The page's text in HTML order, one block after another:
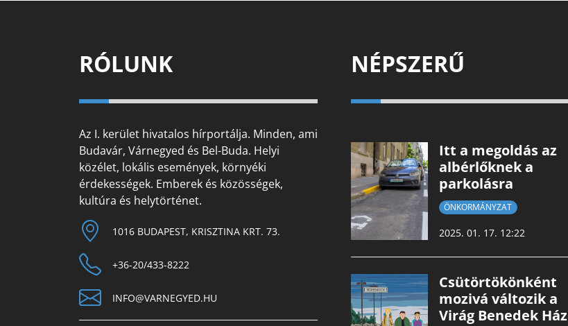
RÓLUNK
Az I. kerület hivatalos hírportálja. Minden, ami
Budavár, Várnegyed és Bel-Buda. Helyi
közélet, lokális események, környéki
érdekességek. Emberek és közösségek,
kultúra és helytörténet.
1016 BUDAPEST, KRISZTINA KRT. 73.
+36-20/433-8222
INFO@VARNEGYED.HU
NÉPSZERŰ
Itt a megoldás az
albérlőknek a
parkolásra
ÖNKORMÁNYZAT
2025. 01. 17. 12:22
Csütörtökönként
mozivá változik a
Virág Benedek Ház